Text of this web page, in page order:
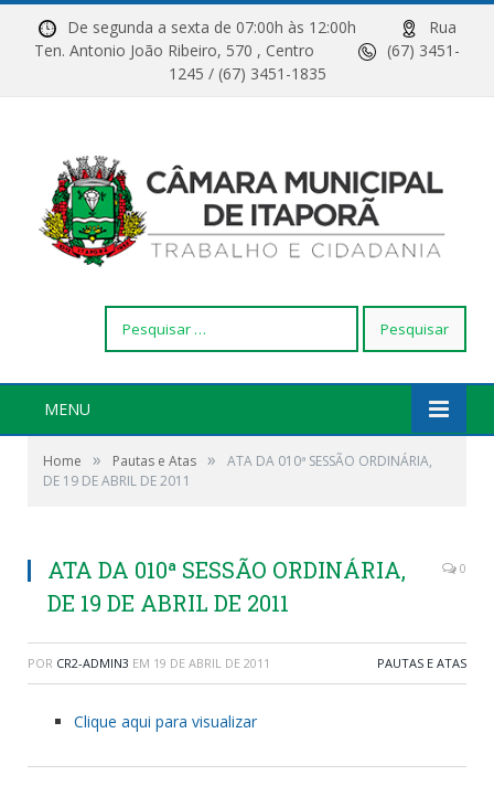
De segunda a sexta de 07:00h às 12:00h
Rua
Ten. Antonio João Ribeiro, 570 , Centro
(67) 3451-
1245 / (67) 3451-1835
por:
MENU
Home » Pautas e Atas »
ATA DA 010ª SESSÃO ORDINÁRIA,
DE 19 DE ABRIL DE 2011
ATA DA 010ª SESSÃO ORDINÁRIA,
DE 19 DE ABRIL DE 2011
0
POR CR2-ADMIN3 EM 19 DE ABRIL DE 2011 PAUTAS E ATAS
Clique aqui para visualizar